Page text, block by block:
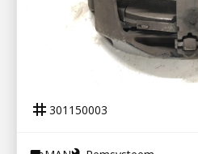
REMKLAUW LINKS TGX
tag 301150003